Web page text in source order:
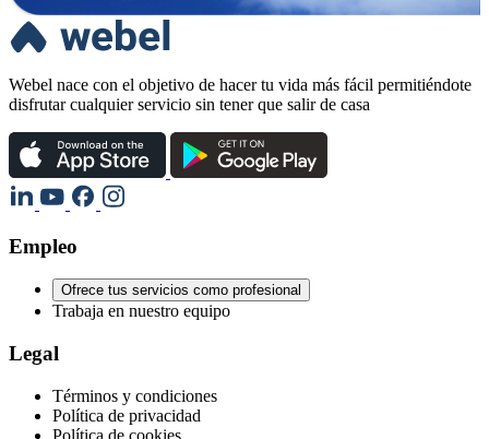
Webel nace con el objetivo de hacer tu vida más fácil permitiéndote
disfrutar cualquier servicio sin tener que salir de casa
Empleo
Ofrece tus servicios como profesional
Trabaja en nuestro equipo
Legal
Términos y condiciones
Política de privacidad
Política de cookies